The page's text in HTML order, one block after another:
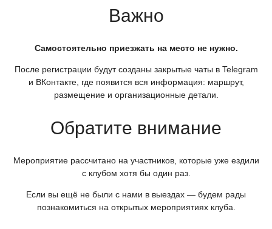
Важно
Самостоятельно приезжать на место не нужно.
После регистрации будут созданы закрытые чаты в Telegram
и ВКонтакте, где появится вся информация: маршрут,
размещение и организационные детали.
Обратите внимание
Мероприятие рассчитано на участников, которые уже ездили
с клубом хотя бы один раз.
Если вы ещё не были с нами в выездах — будем рады
познакомиться на открытых мероприятиях клуба.